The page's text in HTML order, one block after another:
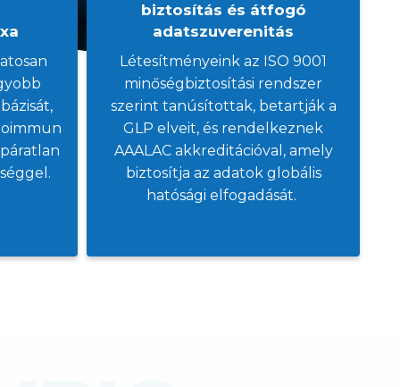
biztosítás és átfogó
adatszuverenitás
Létesítményeink az ISO 9001
minőségbiztosítási rendszer
szerint tanúsítottak, betartják a
GLP elveit, és rendelkeznek
AAALAC akkreditációval, amely
biztosítja az adatok globális
hatósági elfogadását.